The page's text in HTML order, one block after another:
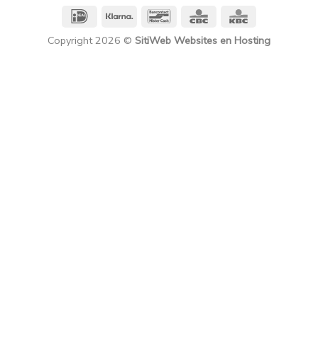
IDeal Klarna BancontactCBC
Copyright 2026 © SitiWeb Websites en Hosting